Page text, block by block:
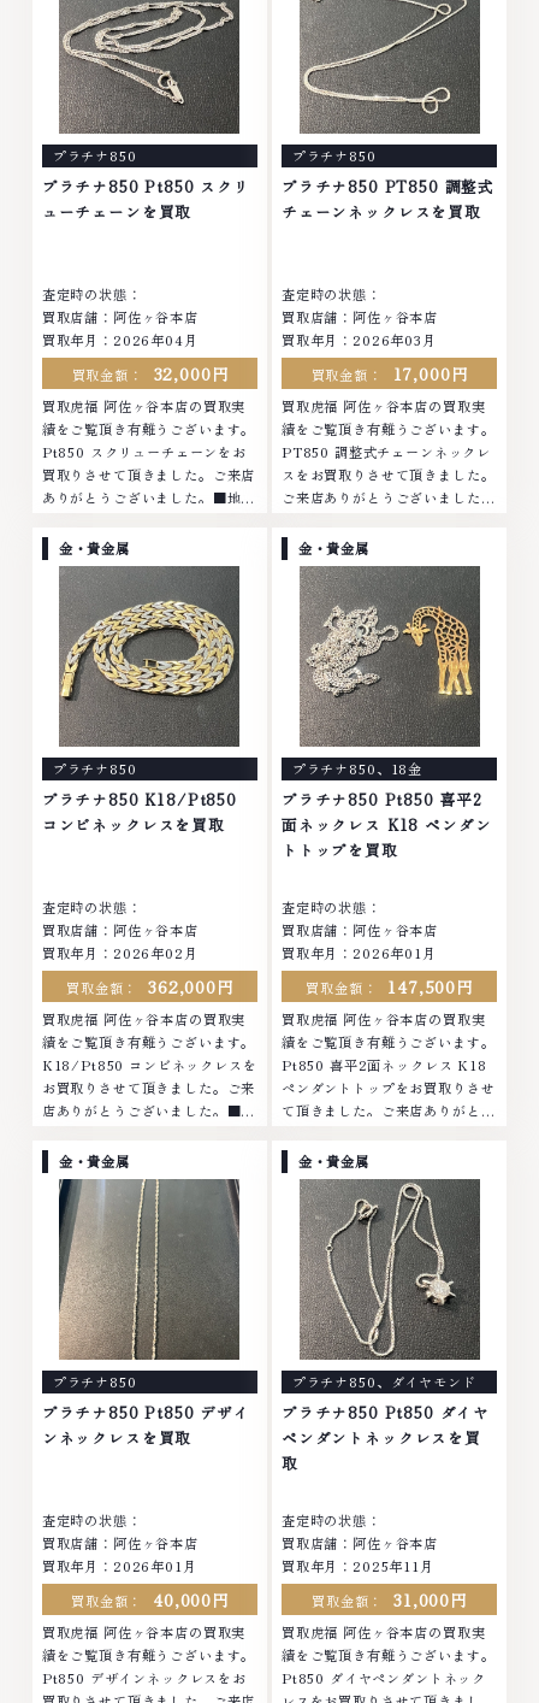
ブランド品・時計等は特に自信を
持って、高額査定を実現しており
ます。 古くて使わなくなってし
まったアクセサリー、動かなくな
ってしまった腕時計、多くのお品
物の高価買取りを実現しており、
他店ではお値段の付かなかったお
品物でも、一点一点丁寧に無料で
査定します。お気軽にご連絡くだ
貴金属・宝石・ダイヤモンド・ジ
ュエリーや ブランド品・時計等
は特に自信を持って、高額査定を
実現しております。 古くて使わ
なくなってしまったアクセサリ
ー、動かなくなってしまった腕時
計、多くのお品物の高価買取りを
実現しており、他店ではお値段の
付かなかったお品物でも、一点一
～19:00定休日: 年中無休
プラチナ850
プラチナ850 Pt850 スクリ
ューチェーンを買取
査定時の状態：
買取店舗：阿佐ヶ谷本店
買取年月：2026年04月
買取金額：
32,000円
買取虎福 阿佐ヶ谷本店の買取実
績をご覧頂き有難うございます。
Pt850 スクリューチェーンをお
買取りさせて頂きました。ご来店
ありがとうございました。■地域
ヤモンド ブランド品 ブランド衣
類 お酒買取りのことなら、お任
せくださいなかでも金・プラチナ
等のアクセサリー・貴金属・宝
石・ダイヤモンド・ジュエリーや
ブランド品・時計等は特に自信を
持って、高額査定を実現しており
ます。 古くて使わなくなってし
まったアクセサリー、動かなくな
ってしまった腕時計、多くのお品
物の高価買取りを実現しており、
他店ではお値段の付かなかったお
品物でも、一点一点丁寧に無料で
中無休
プラチナ850
プラチナ850 PT850 調整式
チェーンネックレスを買取
査定時の状態：
買取店舗：阿佐ヶ谷本店
買取年月：2026年03月
買取金額：
17,000円
買取虎福 阿佐ヶ谷本店の買取実
績をご覧頂き有難うございます。
PT850 調整式チェーンネックレ
スをお買取りさせて頂きました。
ご来店ありがとうございました。
ナ ダイヤモンド ブランド品 ブラ
ンド衣類 お酒買取りのことな
ら、お任せくださいなかでも金・
プラチナ等のアクセサリー・貴金
属・宝石・ダイヤモンド・ジュエ
リーや ブランド品・時計等は特
に自信を持って、高額査定を実現
しております。 古くて使わなく
なってしまったアクセサリー、動
かなくなってしまった腕時計、多
くのお品物の高価買取りを実現し
ており、他店ではお値段の付かな
かったお品物でも、一点一点丁寧
に無料で査定します。お気軽にご
連絡ください。TEL: 0120-
19:00定休日: 年中無休
金・貴金属
プラチナ850
プラチナ850 K18/Pt850
コンビネックレスを買取
査定時の状態：
買取店舗：阿佐ヶ谷本店
買取年月：2026年02月
買取金額：
362,000円
買取虎福 阿佐ヶ谷本店の買取実
績をご覧頂き有難うございます。
K18/Pt850 コンビネックレスを
お買取りさせて頂きました。ご来
店ありがとうございました。■地
イヤモンド ブランド品 ブランド
衣類 お酒買取りのことなら、お
任せくださいなかでも金・プラチ
ナ等のアクセサリー・貴金属・宝
石・ダイヤモンド・ジュエリーや
ブランド品・時計等は特に自信を
持って、高額査定を実現しており
ます。 古くて使わなくなってし
まったアクセサリー、動かなくな
ってしまった腕時計、多くのお品
物の高価買取りを実現しており、
他店ではお値段の付かなかったお
品物でも、一点一点丁寧に無料で
中無休
金・貴金属
プラチナ850、 18金
プラチナ850 Pt850 喜平2
面ネックレス K18 ペンダン
トトップを買取
査定時の状態：
買取店舗：阿佐ヶ谷本店
買取年月：2026年01月
買取金額：
147,500円
買取虎福 阿佐ヶ谷本店の買取実
績をご覧頂き有難うございます。
Pt850 喜平2面ネックレス K18
ペンダントトップをお買取りさせ
て頂きました。ご来店ありがとう
へ挑戦金 プラチナ ダイヤモンド
ブランド品 ブランド衣類 お酒買
取りのことなら、お任せください
なかでも金・プラチナ等のアクセ
サリー・貴金属・宝石・ダイヤモ
ンド・ジュエリーや ブランド
品・時計等は特に自信を持って、
高額査定を実現しております。
古くて使わなくなってしまったア
クセサリー、動かなくなってしま
った腕時計、多くのお品物の高価
買取りを実現しており、他店では
お値段の付かなかったお品物で
も、一点一点丁寧に無料で査定し
ます。お気軽にご連絡ください。
10:00～19:00定休日: 年中無休
金・貴金属
プラチナ850
プラチナ850 Pt850 デザイ
ンネックレスを買取
査定時の状態：
買取店舗：阿佐ヶ谷本店
買取年月：2026年01月
買取金額：
40,000円
買取虎福 阿佐ヶ谷本店の買取実
績をご覧頂き有難うございます。
Pt850 デザインネックレスをお
金・貴金属
プラチナ850、 ダイヤモンド
プラチナ850 Pt850 ダイヤ
ペンダントネックレスを買
取
査定時の状態：
買取店舗：阿佐ヶ谷本店
買取年月：2025年11月
買取金額：
31,000円
買取虎福 阿佐ヶ谷本店の買取実
績をご覧頂き有難うございます。
Pt850 ダイヤペンダントネック